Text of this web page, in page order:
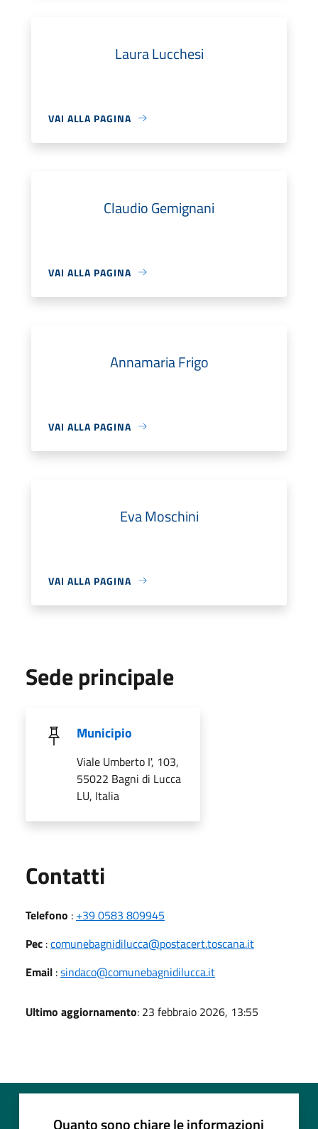
Laura Lucchesi
VAI ALLA PAGINA
Claudio Gemignani
VAI ALLA PAGINA
Annamaria Frigo
VAI ALLA PAGINA
Eva Moschini
VAI ALLA PAGINA
Sede principale
Municipio
Viale Umberto I', 103,
55022 Bagni di Lucca
LU, Italia
Contatti
Telefono : +39 0583 809945
Pec :comunebagnidilucca@postacert.toscana.it
Email :sindaco@comunebagnidilucca.it
Ultimo aggiornamento: 23 febbraio 2026, 13:55
Quanto sono chiare le informazioni